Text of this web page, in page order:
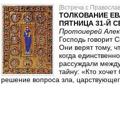
[Встреча с
ТОЛКОВАНИЕ
ПЯТНИЦА 31-Й
Протоиерей
Господь говорит
Они верят тому,
когда
рассуждали
тайну: «Кто
решение вопроса зла,